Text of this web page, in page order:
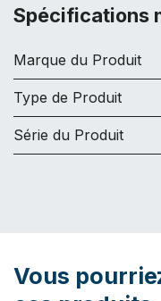
Spécifications
Marque du Produit
Type de Produit
Série du Produit
Vous